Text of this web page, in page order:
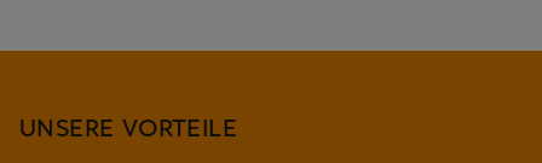
UNSERE VORTEILE